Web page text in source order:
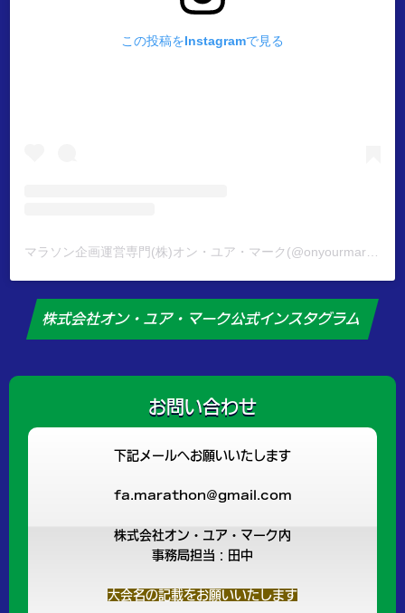
この投稿をInstagramで見る
株式会社オン・ユア・マーク公式インスタグラム
お問い合わせ
下記メールへお願いいたします
fa.marathon@gmail.com
株式会社オン・ユア・マーク内
事務局担当：田中
大会名の記載をお願いいたします